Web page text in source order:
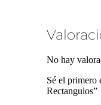
No hay
Sé el primero
Rectangulos”